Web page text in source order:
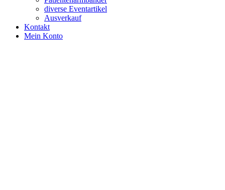
diverse Eventartikel
Ausverkauf
Kontakt
Mein Konto